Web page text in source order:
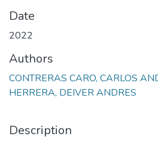
Date
2022
Authors
CONTRERAS CARO, CARLOS
HERRERA, DEIVER ANDRES
Description